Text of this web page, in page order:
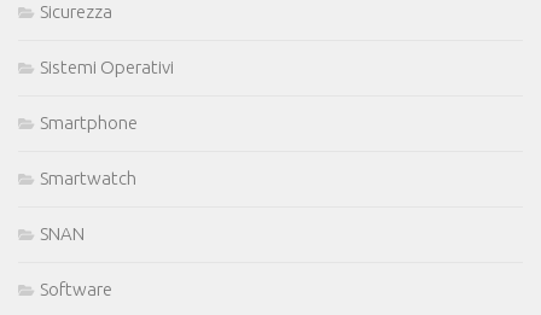
Sicurezza
Sistemi Operativi
Smartphone
Smartwatch
SNAN
Software